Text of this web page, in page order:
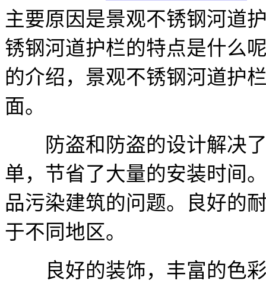
主要原因是景观不锈钢河道
锈钢河道护栏的特点是什么
的介绍，景观不锈钢河道护
面。
防盗和防盗的设计解决了
单，节省了大量的安装时间
品污染建筑的问题。良好的
于不同地区。
良好的装饰，丰富的色彩